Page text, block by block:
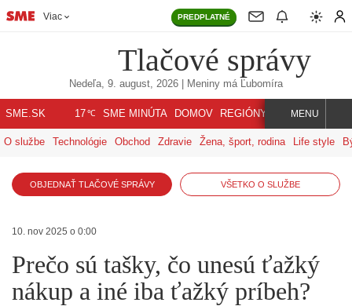
Viac PREDPLATNÉ
Tlačové správy
Nedeľa, 9. august, 2026 | Meniny má Ľubomíra
SME.SK 17℃ SME MINÚTA DOMOV REGIÓNY INDEX SVET
MENU
O službe Technológie Obchod Zdravie Žena, šport, rodina Life style
OBJEDNAŤ TLAČOVÉ SPRÁVY VŠETKO O SLUŽBE
10. nov 2025 o 0:00
Prečo sú tašky, čo unesú ťažký
nákup a iné iba ťažký príbeh?